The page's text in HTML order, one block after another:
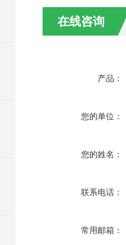
在线咨询
产品：
您的单位：
您的姓名：
联系电话：
常用邮箱：